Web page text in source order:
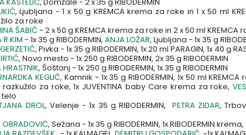
, Ljubljana - 1 x 50 g KREMCA krema za roke in 1 x 50 ml
za roke
ŠABIĆ - 2 x 50 g KREMCA krema za roke in 2 x 50 ml
R KIM - 1x 35 g RIBODERMIN, ANJA LOŽAR, Ljubljana - 1x 35 g
, Pivka - 1x 35 g RIBODERMIN, 1x 20 ml PARAGIN, 1x 40 g
, Novo mesto - 1x 250 g RIBODERMIN, 2x 35 g RIBODERMIN
, Šoštanj - 1x 250 g RIBODERMIN, 1x 35 g RIBODERMIN
KEGLIČ, Kamnik - 1x 35 g RIBODERMIN, 1x 50 ml
razkužilo za roke, 1x JUVENTINA baby Care krema za roke,
telo
DROL, Velenje - 1x 35 g RIBODERMIN, PETRA ZIDAR,
OBRADOVIĆ, Sežana - 1x 35 g RIBODERMIN, 1x RIBODERMIN krema,